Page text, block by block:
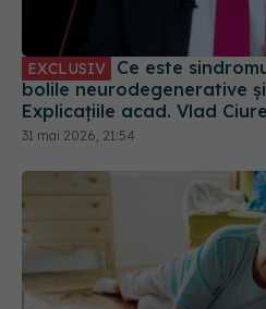
EXCLUSIV
bolile neurodegenerative
Explicațiile acad. Vlad
31 mai 2026, 21:54